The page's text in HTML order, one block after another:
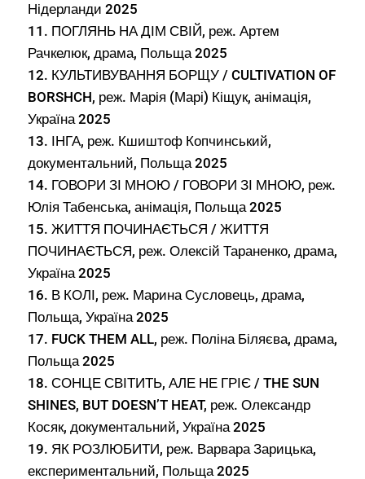
Нідерланди 2025
11. ПОГЛЯНЬ НА ДІМ СВІЙ, реж. Артем
Рачкелюк, драма, Польща 2025
12. КУЛЬТИВУВАННЯ БОРЩУ / CULTIVATION OF
BORSHCH, реж. Марія (Марі) Кіщук, анімація,
Україна 2025
13. ІНГА, реж. Кшиштоф Копчинський,
документальний, Польща 2025
14. ГОВОРИ ЗІ МНОЮ / ГОВОРИ ЗІ МНОЮ, реж.
Юлія Табенська, анімація, Польща 2025
15. ЖИТТЯ ПОЧИНАЄТЬСЯ / ЖИТТЯ
ПОЧИНАЄТЬСЯ, реж. Олексій Тараненко, драма,
Україна 2025
16. В КОЛІ, реж. Марина Сусловець, драма,
Польща, Україна 2025
17. FUCK THEM ALL, реж. Поліна Біляєва, драма,
Польща 2025
18. СОНЦЕ СВІТИТЬ, АЛЕ НЕ ГРІЄ / THE SUN
SHINES, BUT DOESN’T HEAT, реж. Олександр
Косяк, документальний, Україна 2025
19. ЯК РОЗЛЮБИТИ, реж. Варвара Зарицька,
експериментальний, Польща 2025